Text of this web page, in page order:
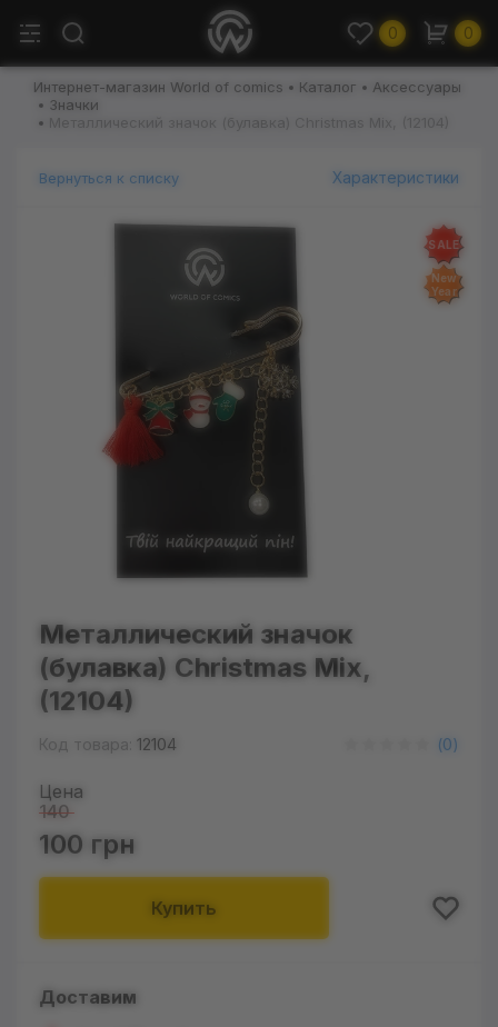
0 0
Интернет-магазин World of comics Каталог
Аксессуары
Значки
Металлический значок (булавка) Christmas Mix, (12104)
Вернуться к списку Характеристики
SALE
New
Year
Металлический значок
(булавка) Christmas Mix,
(12104)
Код товара: 12104 (0)
Цена
140
100 грн
Купить
Доставим